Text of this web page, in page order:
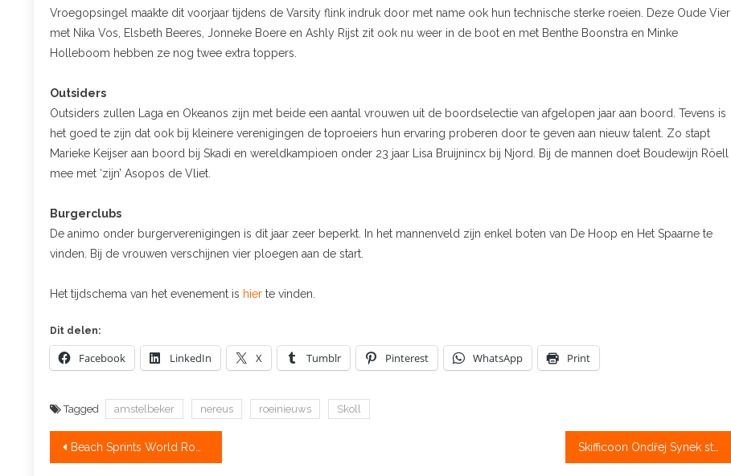
Vroegopsingel maakte dit voorjaar tijdens de Varsity flink indruk door met name ook hun technische sterke roeien. Deze Oude Vier
met Nika Vos, Elsbeth Beeres, Jonneke Boere en Ashly Rijst zit ook nu weer in de boot en met Benthe Boonstra en Minke
Holleboom hebben ze nog twee extra toppers.
Outsiders
Outsiders zullen Laga en Okeanos zijn met beide een aantal vrouwen uit de boordselectie van afgelopen jaar aan boord. Tevens is
het goed te zijn dat ook bij kleinere verenigingen de toproeiers hun ervaring proberen door te geven aan nieuw talent. Zo stapt
Marieke Keijser aan boord bij Skadi en wereldkampioen onder 23 jaar Lisa Bruijnincx bij Njord. Bij de mannen doet Boudewijn Röell
mee met ‘zijn’ Asopos de Vliet.
Burgerclubs
De animo onder burgerverenigingen is dit jaar zeer beperkt. In het mannenveld zijn enkel boten van De Hoop en Het Spaarne te
vinden. Bij de vrouwen verschijnen vier ploegen aan de start.
Het tijdschema van het evenement is hier te vinden.
Dit delen:
Facebook LinkedIn X Tumblr Pinterest WhatsApp Print
Tagged amstelbeker nereus roeinieuws Skoll
Bericht
Beach Sprints World Rowing live Skifficoon Ondřej Synek stopt